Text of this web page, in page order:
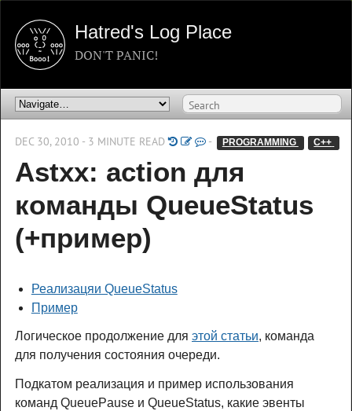
Hatred's Log Place
DON'T PANIC!
DEC 30, 2010 - 3 MINUTE READ - PROGRAMMING
Astxx: action для
команды QueueStatus
(+пример)
Реализацяи QueueStatus
Пример
Логическое продолжение для этой статьи, команда
для получения состояния очереди.
Подкатом реализация и пример использования
команд QueuePause и QueueStatus, какие эвенты